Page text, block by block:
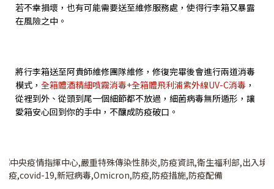
若不幸損壞，也有可能需要送至維修服務處，使得行李箱又暴露
在風險之中。
將行李箱送至阿貴師維修團隊維修，修復完畢後會進行兩道消毒
模式， 全箱體酒精細噴霧消毒+全箱體飛利浦紫外線UV-C消毒 ，
從裡到外、從頭到尾一個細節都不放過，細菌病毒無所遁形，讓
愛箱安心回到你的手中，不釀成防疫破口。